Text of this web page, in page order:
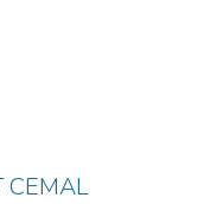
CEMAL